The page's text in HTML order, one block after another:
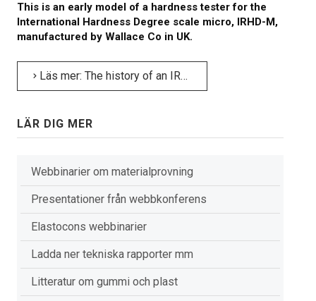
This is an early model of a hardness tester for the
International Hardness Degree scale micro, IRHD-M,
manufactured by Wallace Co in UK.
Läs mer: The history of an IRHD-M tester
LÄR DIG MER
Webbinarier om materialprovning
Presentationer från webbkonferens
Elastocons webbinarier
Ladda ner tekniska rapporter mm
Litteratur om gummi och plast